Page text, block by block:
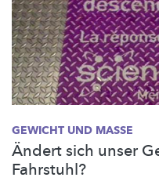
GEWICHT UND MASSE
Ändert sich unser
Fahrstuhl?